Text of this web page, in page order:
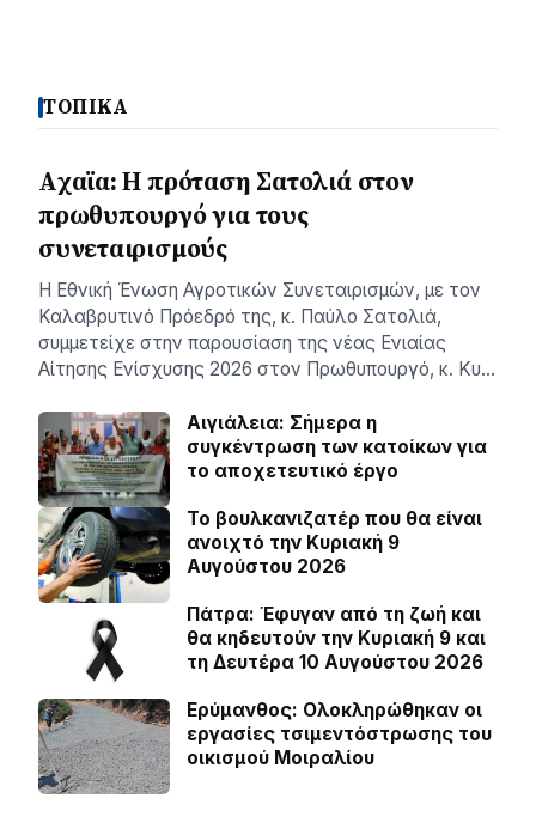
ΤΟΠΙΚΑ
Aχαϊα: Η πρόταση Σατολιά στον
πρωθυπουργό για τους
συνεταιρισμούς
Η Εθνική Ένωση Αγροτικών Συνεταιρισμών, με τον
Καλαβρυτινό Πρόεδρό της, κ. Παύλο Σατολιά,
συμμετείχε στην παρουσίαση της νέας Ενιαίας
Αίτησης Ενίσχυσης 2026 στον Πρωθυπουργό, κ. Κυ…
Αιγιάλεια: Σήμερα η
συγκέντρωση των κατοίκων για
το αποχετευτικό έργο
Το βουλκανιζατέρ που θα είναι
ανοιχτό την Κυριακή 9
Αυγούστου 2026
Πάτρα: Έφυγαν από τη ζωή και
θα κηδευτούν την Κυριακή 9 και
τη Δευτέρα 10 Αυγούστου 2026
Ερύμανθος: Ολοκληρώθηκαν οι
εργασίες τσιμεντόστρωσης του
οικισμού Μοιραλίου